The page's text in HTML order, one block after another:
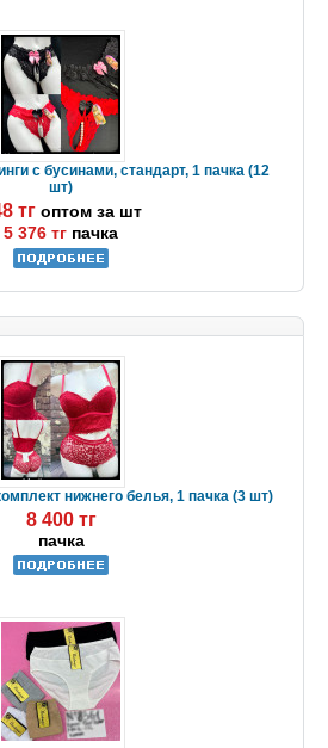
с бусинами, стандарт, 1 пачка (12
шт)
тг оптом за шт
5 376 тг пачка
нижнего белья, 1 пачка (3 шт)
8 400 тг
пачка